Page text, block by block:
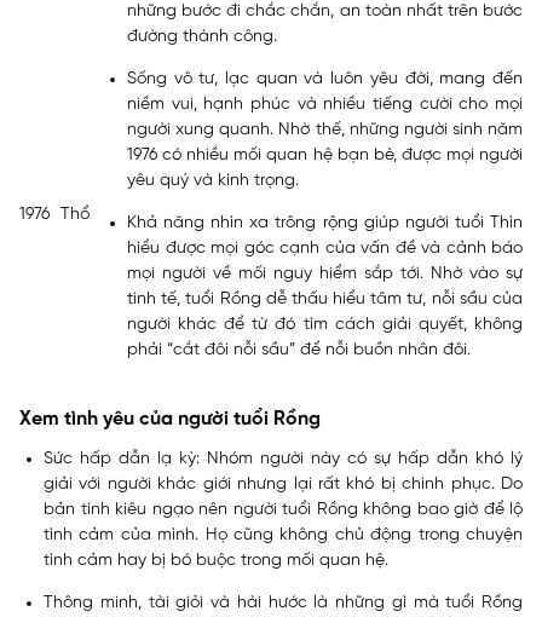
những bước đi chắc chắn, an toàn nhất trên bước
đường thành công.
1976 Thổ
Sống vô tư, lạc quan và luôn yêu đời, mang đến
niềm vui, hạnh phúc và nhiều tiếng cười cho mọi
người xung quanh. Nhờ thế, những người sinh năm
1976 có nhiều mối quan hệ bạn bè, được mọi người
yêu quý và kính trọng.
Khả năng nhìn xa trông rộng giúp người tuổi Thìn
hiểu được mọi góc cạnh của vấn đề và cảnh báo
mọi người về mối nguy hiểm sắp tới. Nhờ vào sự
tinh tế, tuổi Rồng dễ thấu hiểu tâm tư, nỗi sầu của
người khác để từ đó tìm cách giải quyết, không
phải “cắt đôi nỗi sầu” để nỗi buồn nhân đôi.
Xem tình yêu của người tuổi Rồng
Sức hấp dẫn lạ kỳ: Nhóm người này có sự hấp dẫn khó lý
giải với người khác giới nhưng lại rất khó bị chinh phục. Do
bản tính kiêu ngạo nên người tuổi Rồng không bao giờ để lộ
tình cảm của mình. Họ cũng không chủ động trong chuyện
tình cảm hay bị bó buộc trong mối quan hệ.
Thông minh, tài giỏi và hài hước là những gì mà tuổi Rồng